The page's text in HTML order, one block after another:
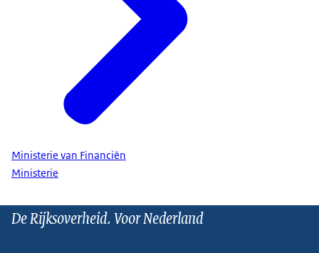
Ministerie van Financiën
Ministerie
De Rijksoverheid. Voor Nederland